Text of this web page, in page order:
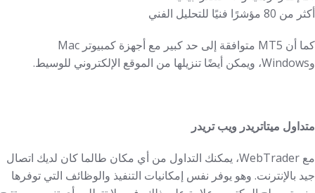
أكثر من 80 مؤشرًا فنيًا للتحليل الفني
كما أن MT5 متوافقة إلى حد كبير مع أجهزة كمبيوتر Mac
وWindows، ويمكن أيضًا تنزيلها من الموقع الإلكتروني للوسيط.
متداول ميتاتريدر ويب تريدر
مع WebTrader، يمكنك التداول من أي مكان طالما كان لديك اتصال
جيد بالإنترنت. وهو يوفر نفس إمكانيات التنفيذ والوظائف التي توفرها